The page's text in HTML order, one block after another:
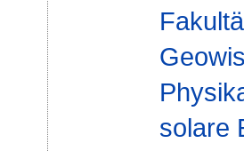
solare